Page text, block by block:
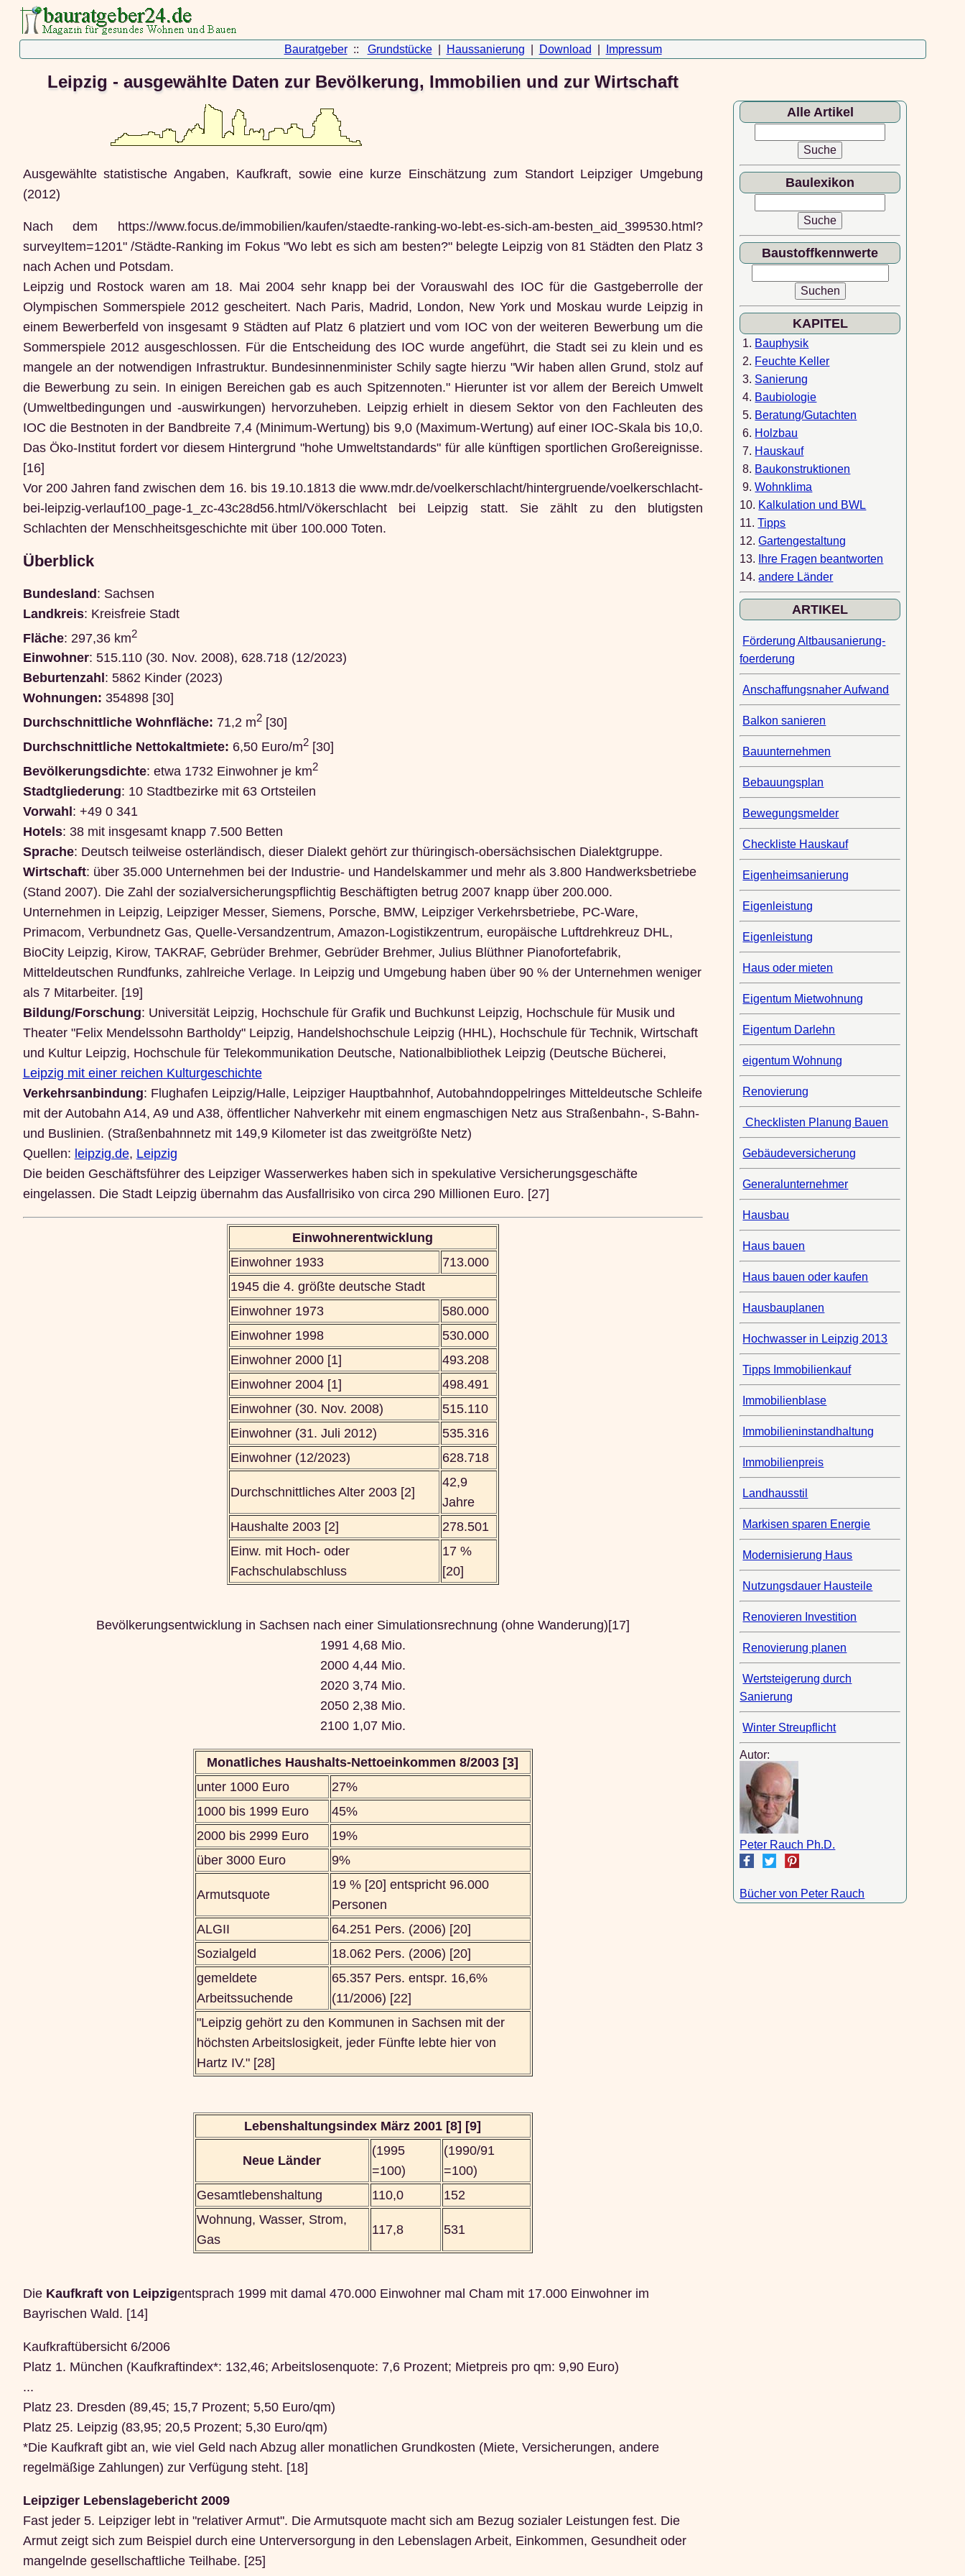
Bauratgeber:: Grundstücke| Haussanierung Download Impressum
Leipzig - ausgewählte Daten zur Bevölkerung, Immobilien und zur Wirtschaft
Ausgewählte statistische Angaben, Kaufkraft, sowie eine kurze Einschätzung zum Standort Leipziger Umgebung
(2012)
Nach dem https://www.focus.de/immobilien/kaufen/staedte-ranking-wo-lebt-es-sich-am-besten_aid_399530.html?
surveyItem=1201" /Städte-Ranking im Fokus "Wo lebt es sich am besten?" belegte Leipzig von 81 Städten den Platz 3
nach Achen und Potsdam.
Leipzig und Rostock waren am 18. Mai 2004 sehr knapp bei der Vorauswahl des IOC für die Gastgeberrolle der
Olympischen Sommerspiele 2012 gescheitert. Nach Paris, Madrid, London, New York und Moskau wurde Leipzig in
einem Bewerberfeld von insgesamt 9 Städten auf Platz 6 platziert und vom IOC von der weiteren Bewerbung um die
Sommerspiele 2012 ausgeschlossen. Für die Entscheidung des IOC wurde angeführt, die Stadt sei zu klein und es
mangele an der notwendigen Infrastruktur. Bundesinnenminister Schily sagte hierzu "Wir haben allen Grund, stolz auf
die Bewerbung zu sein. In einigen Bereichen gab es auch Spitzennoten." Hierunter ist vor allem der Bereich Umwelt
(Umweltbedingungen und -auswirkungen) hervorzuheben. Leipzig erhielt in diesem Sektor von den Fachleuten des
IOC die Bestnoten in der Bandbreite 7,4 (Minimum-Wertung) bis 9,0 (Maximum-Wertung) auf einer IOC-Skala bis 10,0.
Das Öko-Institut fordert vor diesem Hintergrund "hohe Umweltstandards" für alle künftigen sportlichen Großereignisse.
[16]
Vor 200 Jahren fand zwischen dem 16. bis 19.10.1813 die www.mdr.de/voelkerschlacht/hintergruende/voelkerschlacht-
bei-leipzig-verlauf100_page-1_zc-43c28d56.html/Vökerschlacht bei Leipzig statt. Sie zählt zu den blutigsten
Schlachten der Menschheitsgeschichte mit über 100.000 Toten.
Überblick
Bundesland: Sachsen
Landkreis: Kreisfreie Stadt
Fläche: 297,36 km2
Einwohner: 515.110 (30. Nov. 2008), 628.718 (12/2023)
Beburtenzahl : 5862 Kinder (2023)
Wohnungen: 354898 [30]
Durchschnittliche Wohnfläche: 71,2 m2[30]
Durchschnittliche Nettokaltmiete: 6,50 Euro/m2[30]
Bevölkerungsdichte: etwa 1732 Einwohner je km2
Stadtgliederung: 10 Stadtbezirke mit 63 Ortsteilen
Vorwahl: +49 0 341
Hotels: 38 mit insgesamt knapp 7.500 Betten
Sprache: Deutsch teilweise osterländisch, dieser Dialekt gehört zur thüringisch-obersächsischen Dialektgruppe.
Wirtschaft: über 35.000 Unternehmen bei der Industrie- und Handelskammer und mehr als 3.800 Handwerksbetriebe
(Stand 2007). Die Zahl der sozialversicherungspflichtig Beschäftigten betrug 2007 knapp über 200.000.
Unternehmen in Leipzig, Leipziger Messer, Siemens, Porsche, BMW, Leipziger Verkehrsbetriebe, PC-Ware,
Primacom, Verbundnetz Gas, Quelle-Versandzentrum, Amazon-Logistikzentrum, europäische Luftdrehkreuz DHL,
BioCity Leipzig, Kirow, TAKRAF, Gebrüder Brehmer, Gebrüder Brehmer, Julius Blüthner Pianofortefabrik,
Mitteldeutschen Rundfunks, zahlreiche Verlage. In Leipzig und Umgebung haben über 90 % der Unternehmen weniger
als 7 Mitarbeiter. [19]
Bildung/Forschung: Universität Leipzig, Hochschule für Grafik und Buchkunst Leipzig, Hochschule für Musik und
Theater "Felix Mendelssohn Bartholdy" Leipzig, Handelshochschule Leipzig (HHL), Hochschule für Technik, Wirtschaft
und Kultur Leipzig, Hochschule für Telekommunikation Deutsche, Nationalbibliothek Leipzig (Deutsche Bücherei,
Leipzig mit einer reichen Kulturgeschichte
Verkehrsanbindung: Flughafen Leipzig/Halle, Leipziger Hauptbahnhof, Autobahndoppelringes Mitteldeutsche Schleife
mit der Autobahn A14, A9 und A38, öffentlicher Nahverkehr mit einem engmaschigen Netz aus Straßenbahn-, S-Bahn-
und Buslinien. (Straßenbahnnetz mit 149,9 Kilometer ist das zweitgrößte Netz)
Quellen: leipzig.de, Leipzig
Die beiden Geschäftsführer des Leipziger Wasserwerkes haben sich in spekulative Versicherungsgeschäfte
eingelassen. Die Stadt Leipzig übernahm das Ausfallrisiko von circa 290 Millionen Euro. [27]
Einwohnerentwicklung
Einwohner 1933
713.000
1945 die 4. größte deutsche Stadt
Einwohner 1973
580.000
Einwohner 1998
530.000
Einwohner 2000 [1]
493.208
Einwohner 2004 [1]
498.491
Einwohner (30. Nov. 2008)
515.110
Einwohner (31. Juli 2012)
535.316
Einwohner (12/2023)
628.718
Durchschnittliches Alter 2003 [2]
42,9
Jahre
Haushalte 2003 [2]
278.501
Einw. mit Hoch- oder
Fachschulabschluss
17 %
[20]
Bevölkerungsentwicklung in Sachsen nach einer Simulationsrechnung (ohne Wanderung)[17]
1991 4,68 Mio.
2000 4,44 Mio.
2020 3,74 Mio.
2050 2,38 Mio.
2100 1,07 Mio.
Monatliches Haushalts-Nettoeinkommen 8/2003 [3]
unter 1000 Euro
27%
1000 bis 1999 Euro
45%
2000 bis 2999 Euro
19%
über 3000 Euro
9%
Armutsquote
19 % [20] entspricht 96.000
Personen
ALGII
64.251 Pers. (2006) [20]
Sozialgeld
18.062 Pers. (2006) [20]
gemeldete
Arbeitssuchende
65.357 Pers. entspr. 16,6%
(11/2006) [22]
"Leipzig gehört zu den Kommunen in Sachsen mit der
höchsten Arbeitslosigkeit, jeder Fünfte lebte hier von
Hartz IV." [28]
Lebenshaltungsindex März 2001 [8] [9]
Neue Länder
(1995
=100)
(1990/91
=100)
Gesamtlebenshaltung
110,0
152
Wohnung, Wasser, Strom,
Gas
117,8 531
Die Kaufkraft von Leipzigentsprach 1999 mit damal 470.000 Einwohner mal Cham mit 17.000 Einwohner im
Bayrischen Wald. [14]
Kaufkraftübersicht 6/2006
Platz 1. München (Kaufkraftindex*: 132,46; Arbeitslosenquote: 7,6 Prozent; Mietpreis pro qm: 9,90 Euro)
...
Platz 23. Dresden (89,45; 15,7 Prozent; 5,50 Euro/qm)
Platz 25. Leipzig (83,95; 20,5 Prozent; 5,30 Euro/qm)
*Die Kaufkraft gibt an, wie viel Geld nach Abzug aller monatlichen Grundkosten (Miete, Versicherungen, andere
regelmäßige Zahlungen) zur Verfügung steht. [18]
Leipziger Lebenslagebericht 2009
Fast jeder 5. Leipziger lebt in "relativer Armut". Die Armutsquote macht sich am Bezug sozialer Leistungen fest. Die
Armut zeigt sich zum Beispiel durch eine Unterversorgung in den Lebenslagen Arbeit, Einkommen, Gesundheit oder
mangelnde gesellschaftliche Teilhabe. [25]
Alle Artikel
Baulexikon
Baustoffkennwerte
KAPITEL
1. Bauphysik
2. Feuchte Keller
3. Sanierung
4. Baubiologie
5. Beratung/Gutachten
6. Holzbau
7. Hauskauf
8. Baukonstruktionen
9.Wohnklima
10. Kalkulation und BWL
11.Tipps
12.Gartengestaltung
13.
Ihre Fragen beantworten
14.andere Länder
ARTIKEL
Förderung Altbausanierung-
foerderung
Anschaffungsnaher Aufwand
Balkon sanieren
Bauunternehmen
Bebauungsplan
Bewegungsmelder
Checkliste Hauskauf
Eigenheimsanierung
Eigenleistung
Eigenleistung
Haus oder mieten
Eigentum Mietwohnung
Eigentum Darlehn
eigentum Wohnung
Renovierung
Checklisten Planung Bauen
Gebäudeversicherung
Generalunternehmer
Hausbau
Haus bauen
Haus bauen oder kaufen
Hausbauplanen
Hochwasser in Leipzig 2013
Tipps Immobilienkauf
Immobilienblase
Immobilieninstandhaltung
Immobilienpreis
Landhausstil
Markisen sparen Energie
Modernisierung Haus
Nutzungsdauer Hausteile
Renovieren Investition
Renovierung planen
Wertsteigerung durch
Sanierung
Winter Streupflicht
Autor:
Peter Rauch Ph.D.
Bücher von Peter Rauch